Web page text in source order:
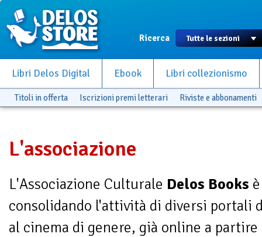
Ricerca
Libri Delos Digital Ebook Libri collezionismo
Titoli in offerta Iscrizioni premi letterari Riviste e abbonamenti
L'associazione
L'Associazione Culturale Delos Books
consolidando l'attività di diversi portali
al cinema di genere, già online a